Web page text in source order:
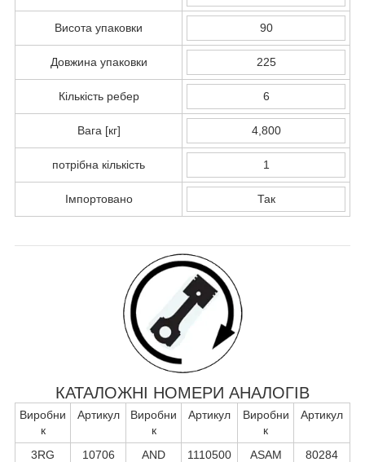
Висота упаковки 90
Довжина упаковки 225
Кількість ребер 6
Вага [кг] 4,800
потрібна кількість 1
Імпортовано Так
КАТАЛОЖНІ НОМЕРИ АНАЛОГІВ
Виробни
к
Артикул
Виробни
к
Артикул
Виробни
к
Артикул
3RG 10706 AND
1110500
ASAM 80284